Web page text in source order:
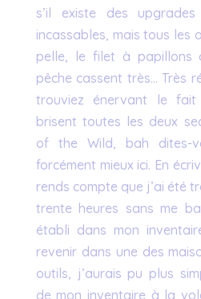
s’il existe des
incassables, mais tous les
pelle, le filet à papillons
pêche cassent très… Très
trouviez énervant le
brisent toutes les deux
of the Wild, bah dites-
forcément mieux ici. En
rends compte que j’ai été
trente heures sans me
établi dans mon
revenir dans une des
outils, j’aurais pu plus
de mon inventaire à la